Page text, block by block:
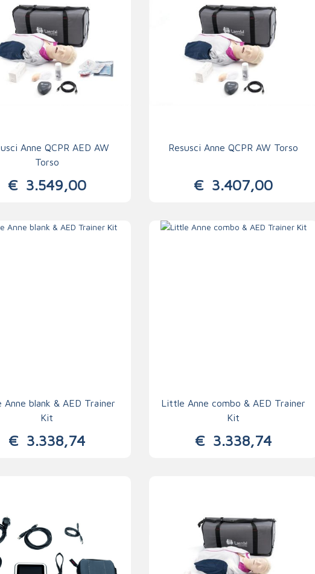
Anne QCPR AED AW
Torso
€3.549,00
Resusci Anne QCPR AW Torso
€ 3.407,00
blank & AED Trainer
Kit
€ 3.338,74
Little Anne combo & AED Trainer
Kit
€ 3.338,74